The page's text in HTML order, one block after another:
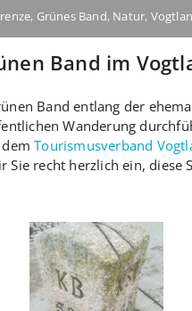
, Grünes Band, Natur,
Band im
Band entlang der
Wanderung
demTourismusverband
Sie recht herzlich ein, diese